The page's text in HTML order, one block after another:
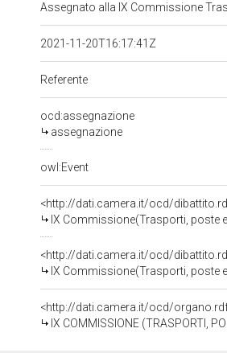
Assegnato alla IX Commissione
2021-11-20T16:17:41Z
Referente
ocd:assegnazione
assegnazione
owl:Event
<http://dati.camera.it/ocd/
IX Commissione(Trasporti, poste
<http://dati.camera.it/ocd/
IX Commissione(Trasporti, poste
<http://dati.camera.it/ocd/
IX COMMISSIONE (TRASPORTI,